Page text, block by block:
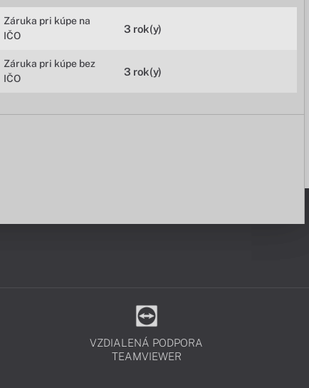
Záruka pri kúpe na
IČO
3 rok(y)
Záruka pri kúpe bez
IČO
3 rok(y)
VZDIALENÁ PODPORA
TEAMVIEWER